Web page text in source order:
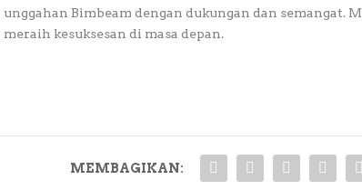
unggahan Bimbeam dengan dukungan dan semangat.
meraih kesuksesan di masa depan.
MEMBAGIKAN: